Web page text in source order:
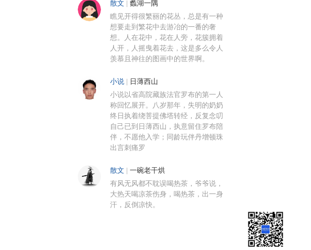
散文 蠡湖一隅
瞧见开得很繁丽的花丛，总是有一种
想要走到繁花中去游冶的一番的奢
想。人在花中，花在人旁，花簇拥着
人开，人摇曳着花去，这是多么令人
羡慕且神往的图画中的世界啊。
小说 日薄西山
小说以省高院藏族法官罗布的第一人
称回忆展开。八岁那年，失明的奶奶
终日执着绕菩提佛塔转经，反复念叨
自己已到日薄西山，执意留住罗布陪
伴，不愿他入学；同龄玩伴丹增顿珠
出言刺痛罗
散文 一碗老干烘
有风无风都不耽误喝热茶，爷爷说，
大热天喝凉茶伤身，喝热茶，出一身
汗，反倒凉快。